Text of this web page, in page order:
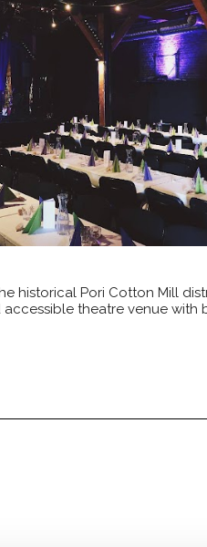
historical Pori Cotton Mill
theatre venue with